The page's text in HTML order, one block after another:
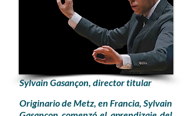
Sylvain Gasançon, director titular
Originario de Metz, en Francia, Sylvain